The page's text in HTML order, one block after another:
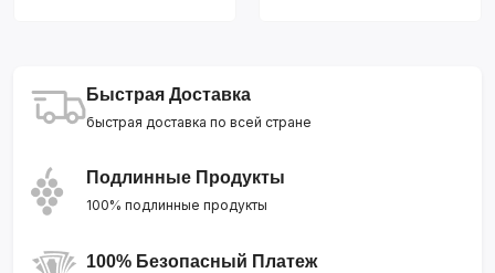
Быстрая Доставка
быстрая доставка по всей стране
Подлинные Продукты
100% подлинные продукты
100% Безопасный Платеж